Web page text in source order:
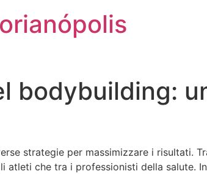
strategie per massimizzare i risultati.
che tra i professionisti della salute.